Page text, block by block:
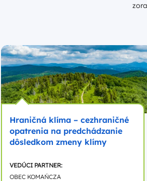
Hraničná klíma – cezhraničné
opatrenia na predchádzanie
dôsledkom zmeny klímy
VEDÚCI PARTNER:
OBEC KOMAŃCZA